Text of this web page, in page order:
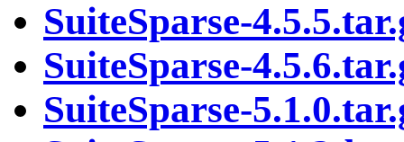
SuiteSparse-
SuiteSparse-
SuiteSparse-